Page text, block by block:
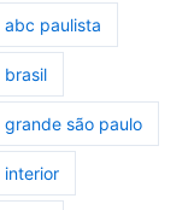
paulista
brasil
são paulo
interior